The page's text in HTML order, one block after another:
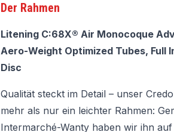
Der Rahmen
Litening C:68X® Air Monocoque
Aero-Weight Optimized Tubes, Full
Disc
Qualität steckt im Detail – unser
mehr als nur ein leichter Rahmen:
Intermarché-Wanty haben wir ihn